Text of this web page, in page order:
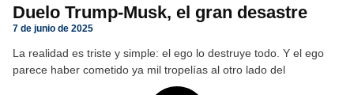
Duelo Trump-Musk, el gran desastre
7 de junio de 2025
La realidad es triste y simple: el ego lo destruye todo. Y el ego
parece haber cometido ya mil tropelías al otro lado del